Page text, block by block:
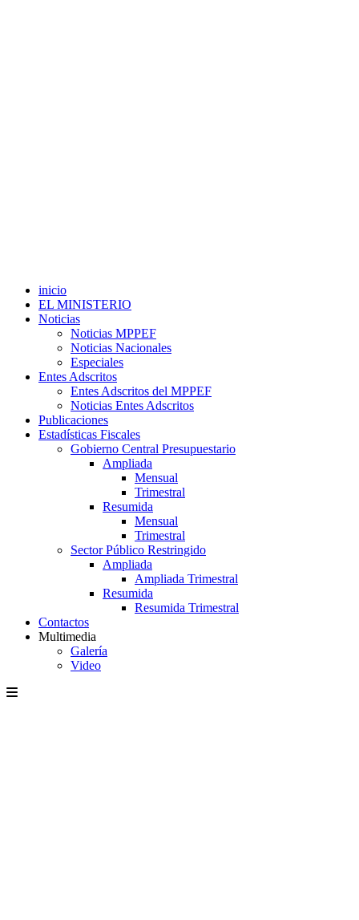
inicio
EL MINISTERIO
Noticias
Noticias MPPEF
Noticias Nacionales
Especiales
Entes Adscritos
Entes Adscritos del MPPEF
Noticias Entes Adscritos
Publicaciones
Estadísticas Fiscales
Gobierno Central Presupuestario
Ampliada
Mensual
Trimestral
Resumida
Mensual
Trimestral
Sector Público Restringido
Ampliada
Ampliada Trimestral
Resumida
Resumida Trimestral
Contactos
Multimedia
Galería
Video